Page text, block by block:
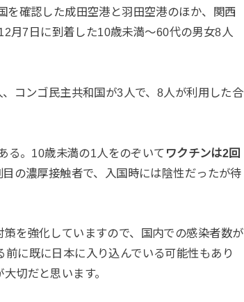
を確認した成田空港と羽田空港のほか、関西
月7日に到着した10歳未満～60代の男女8人
コンゴ民主共和国が3人で、8人が利用した合
る。10歳未満の1人をのぞいて ワクチンは2回
の濃厚接触者で、入国時には陰性だったが待
を強化していますので、国内での感染者数が
に既に日本に入り込んでいる可能性もあり
切だと思います。